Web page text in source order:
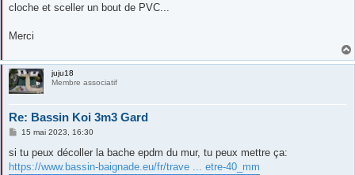
cloche et sceller un bout de PVC...
Merci
juju18
Membre associatif
Re: Bassin Koi 3m3 Gard
M
s
a
15 mai 2023, 16:30
si tu peux décoller la bache epdm du mur, tu peux mettre ça:
https://www.bassin-baignade.eu/fr/trave ... etre-40_mm